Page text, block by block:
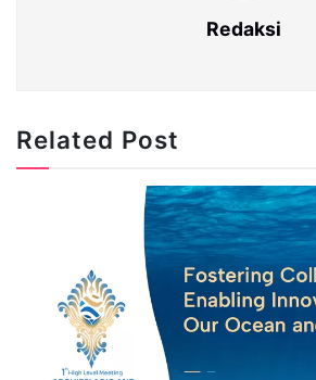
Redaksi
Related Post